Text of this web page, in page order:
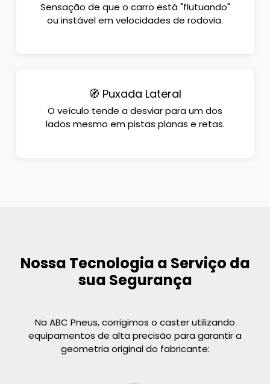
Sensação de que o carro está "flutuando"
ou instável em velocidades de rodovia.
🧭 Puxada Lateral
O veículo tende a desviar para um dos
lados mesmo em pistas planas e retas.
Nossa Tecnologia a Serviço da
sua Segurança
Na ABC Pneus, corrigimos o caster utilizando
equipamentos de alta precisão para garantir a
geometria original do fabricante: